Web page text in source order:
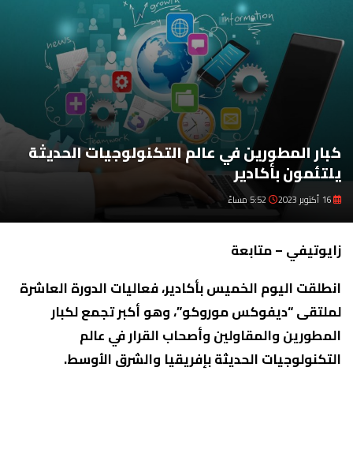
كبار المطورين في عالم التكنولوجيات الحديثة
يلتئمون بأكادير
زايوتيفي – متابعة
انطلقت اليوم الخميس بأكادير، فعاليات الدورة العاشرة
لملتقى “ديفوكس موروكو”، وهو أكبر تجمع لكبار
المطورين والمقاولين وأصحاب القرار في عالم
التكنولوجيات الحديثة بإفريقيا والشرق الأوسط.